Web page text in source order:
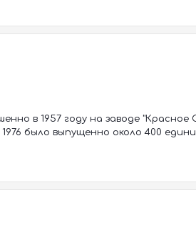
в 1957 году на заводе "Красное
было выпущенно около 400